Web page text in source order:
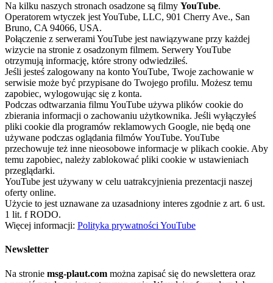
Na kilku naszych stronach osadzone są filmy YouTube.
Operatorem wtyczek jest YouTube, LLC, 901 Cherry Ave., San
Bruno, CA 94066, USA.
Połączenie z serwerami YouTube jest nawiązywane przy każdej
wizycie na stronie z osadzonym filmem. Serwery YouTube
otrzymują informację, które strony odwiedziłeś.
Jeśli jesteś zalogowany na konto YouTube, Twoje zachowanie w
serwisie może być przypisane do Twojego profilu. Możesz temu
zapobiec, wylogowując się z konta.
Podczas odtwarzania filmu YouTube używa plików cookie do
zbierania informacji o zachowaniu użytkownika. Jeśli wyłączyłeś
pliki cookie dla programów reklamowych Google, nie będą one
używane podczas oglądania filmów YouTube. YouTube
przechowuje też inne nieosobowe informacje w plikach cookie. Aby
temu zapobiec, należy zablokować pliki cookie w ustawieniach
przeglądarki.
YouTube jest używany w celu uatrakcyjnienia prezentacji naszej
oferty online.
Użycie to jest uznawane za uzasadniony interes zgodnie z art. 6 ust.
1 lit. f RODO.
Więcej informacji: Polityka prywatności YouTube
Newsletter
Na stronie msg-plaut.com można zapisać się do newslettera oraz